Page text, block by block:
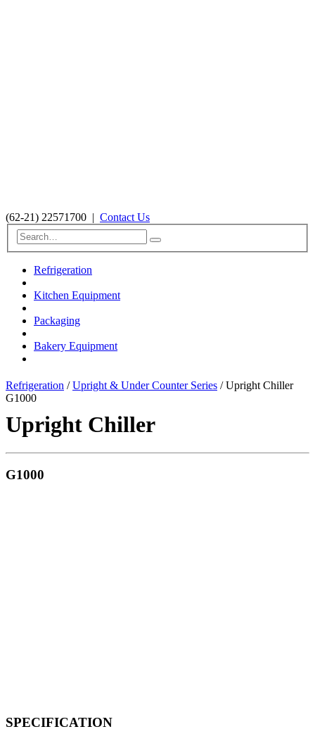
(62-21) 22571700 | Contact Us
Refrigeration
Kitchen Equipment
Packaging
Bakery Equipment
Refrigeration /Upright & Under Counter Series / Upright Chiller
G1000
Upright Chiller
G1000
SPECIFICATION